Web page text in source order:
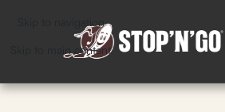
Skip to navigation
Skip to main content